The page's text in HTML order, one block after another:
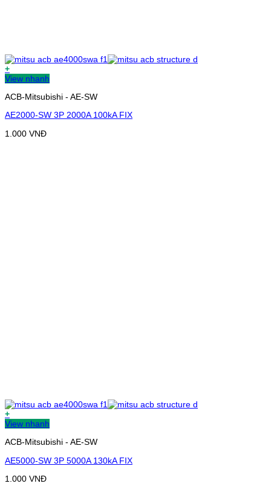
+
View nhanh
ACB-Mitsubishi - AE-SW
AE2000-SW 3P 2000A 100kA FIX
1.000 VNĐ
+
View nhanh
ACB-Mitsubishi - AE-SW
AE5000-SW 3P 5000A 130kA FIX
1.000 VNĐ